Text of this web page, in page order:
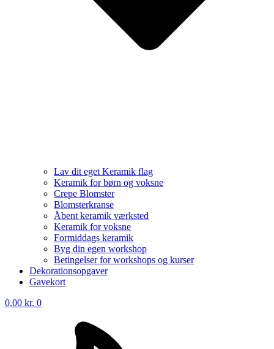
Lav dit eget Keramik flag
Keramik for børn og voksne
Crepe Blomster
Blomsterkranse
Åbent keramik værksted
Keramik for voksne
Formiddags keramik
Byg din egen workshop
Betingelser for workshops og kurser
Dekorationsopgaver
Gavekort
0,00 kr. 0